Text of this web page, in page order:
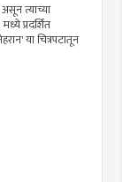
त्याच्या
प्रदर्शित
या चित्रपटातून